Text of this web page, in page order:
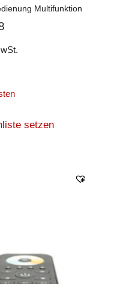
Multifunktion
setzen